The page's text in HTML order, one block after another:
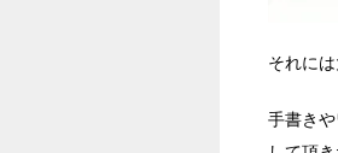
それに
手書き